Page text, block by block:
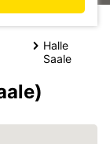
Halle
Saale